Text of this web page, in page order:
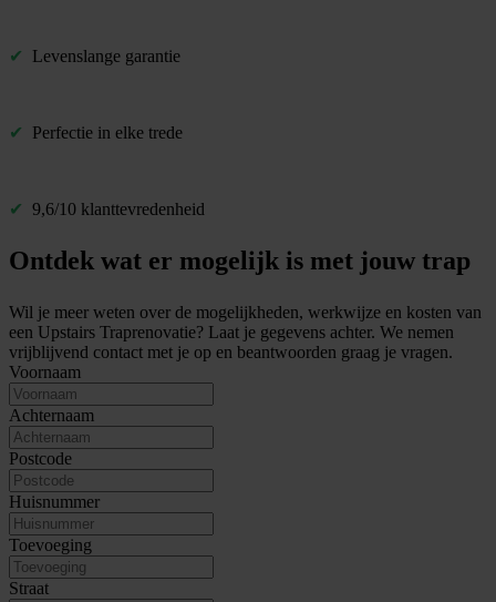
✔ Levenslange garantie
✔ Perfectie in elke trede
✔ 9,6/10 klanttevredenheid
Ontdek wat er mogelijk is met jouw trap
Wil je meer weten over de mogelijkheden, werkwijze en kosten van
een Upstairs Traprenovatie? Laat je gegevens achter. We nemen
vrijblijvend contact met je op en beantwoorden graag je vragen.
Voornaam
Achternaam
Postcode
Huisnummer
Toevoeging
Straat